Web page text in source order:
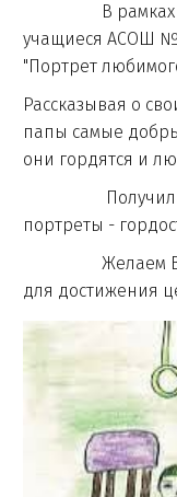
В рамках
учащиеся АСОШ
"Портрет
Рассказывая о
папы самые
они гордятся и
Получились
портреты -
Желаем Вам
для достижения